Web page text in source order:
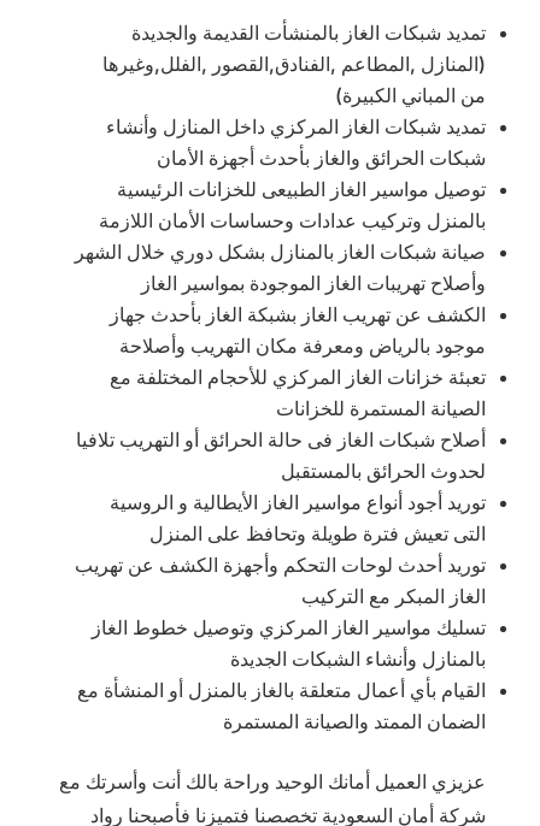
تمديد شبكات الغاز بالمنشأت القديمة والجديدة
(المنازل ,المطاعم ,الفنادق,القصور ,الفلل,وغيرها
من المباني الكبيرة)
تمديد شبكات الغاز المركزي داخل المنازل وأنشاء
شبكات الحرائق والغاز بأحدث أجهزة الأمان
توصيل مواسير الغاز الطبيعى للخزانات الرئيسية
بالمنزل وتركيب عدادات وحساسات الأمان اللازمة
صيانة شبكات الغاز بالمنازل بشكل دوري خلال الشهر
وأصلاح تهريبات الغاز الموجودة بمواسير الغاز
الكشف عن تهريب الغاز بشبكة الغاز بأحدث جهاز
موجود بالرياض ومعرفة مكان التهريب وأصلاحة
تعبئة خزانات الغاز المركزي للأحجام المختلفة مع
الصيانة المستمرة للخزانات
أصلاح شبكات الغاز فى حالة الحرائق أو التهريب تلافيا
لحدوث الحرائق بالمستقبل
توريد أجود أنواع مواسير الغاز الأيطالية و الروسية
التى تعيش فترة طويلة وتحافظ على المنزل
توريد أحدث لوحات التحكم وأجهزة الكشف عن تهريب
الغاز المبكر مع التركيب
تسليك مواسير الغاز المركزي وتوصيل خطوط الغاز
بالمنازل وأنشاء الشبكات الجديدة
القيام بأي أعمال متعلقة بالغاز بالمنزل أو المنشأة مع
الضمان الممتد والصيانة المستمرة
عزيزي العميل أمانك الوحيد وراحة بالك أنت وأسرتك مع
شركة أمان السعودية تخصصنا فتميزنا فأصبحنا رواد